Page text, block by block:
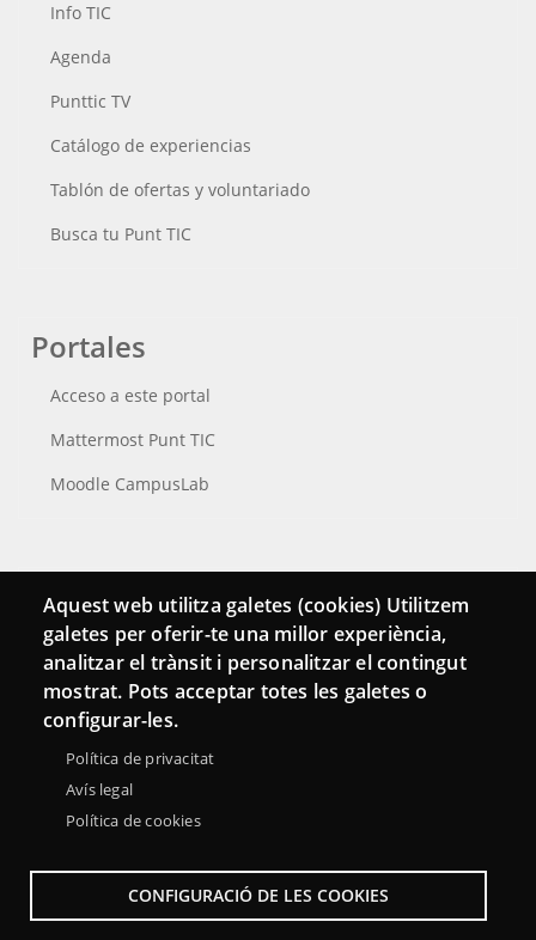
Info TIC
Agenda
Punttic TV
Catálogo de experiencias
Tablón de ofertas y voluntariado
Busca tu Punt TIC
Portales
Acceso a este portal
Mattermost Punt TIC
Moodle CampusLab
Conecta
Contacto
Hemeroteca
Aquest web utilitza galetes (cookies) Utilitzem
galetes per oferir-te una millor experiència,
analitzar el trànsit i personalitzar el contingut
mostrat. Pots acceptar totes les galetes o
configurar-les.
Política de privacitat
Avís legal
Política de cookies
CONFIGURACIÓ DE LES COOKIES